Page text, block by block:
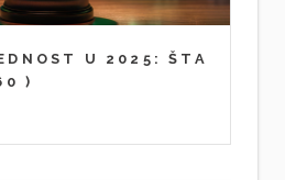
U 2025: ŠTA
)